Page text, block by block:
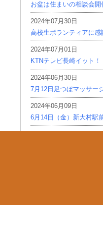
お盆は住まいの相談会開
2024年07月30日
高校生ボランティアに感
2024年07月01日
KTNテレビ長崎イット！
2024年06月30日
7月12日足つぼマッサー
2024年06月09日
6月14日（金）新大村駅